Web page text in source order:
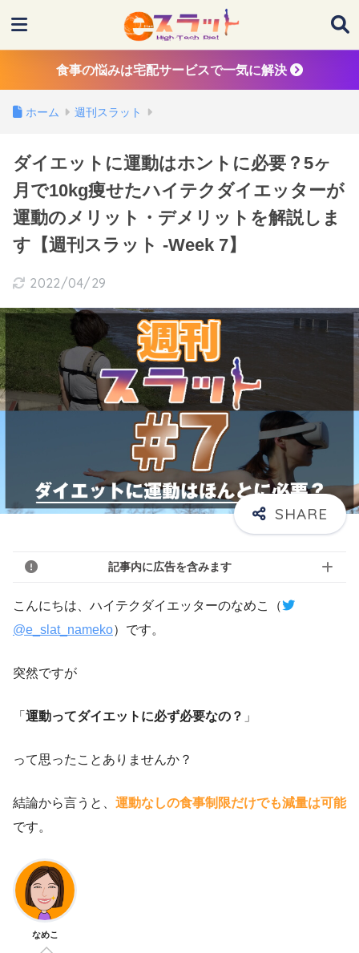
食事の悩みは宅配サービスで一気に解決
ホーム 週刊スラット
ダイエットに運動はホントに必要？5ヶ
月で10kg痩せたハイテクダイエッターが
運動のメリット・デメリットを解説しま
す【週刊スラット -Week 7】
2022/04/29
記事内に広告を含みます
こんにちは、ハイテクダイエッターのなめこ（
@e_slat_nameko）です。
突然ですが
「 運動ってダイエットに必ず必要なの？ 」
って思ったことありませんか？
結論から言うと、 運動なしの食事制限だけでも減量は可能
です。
なめこ